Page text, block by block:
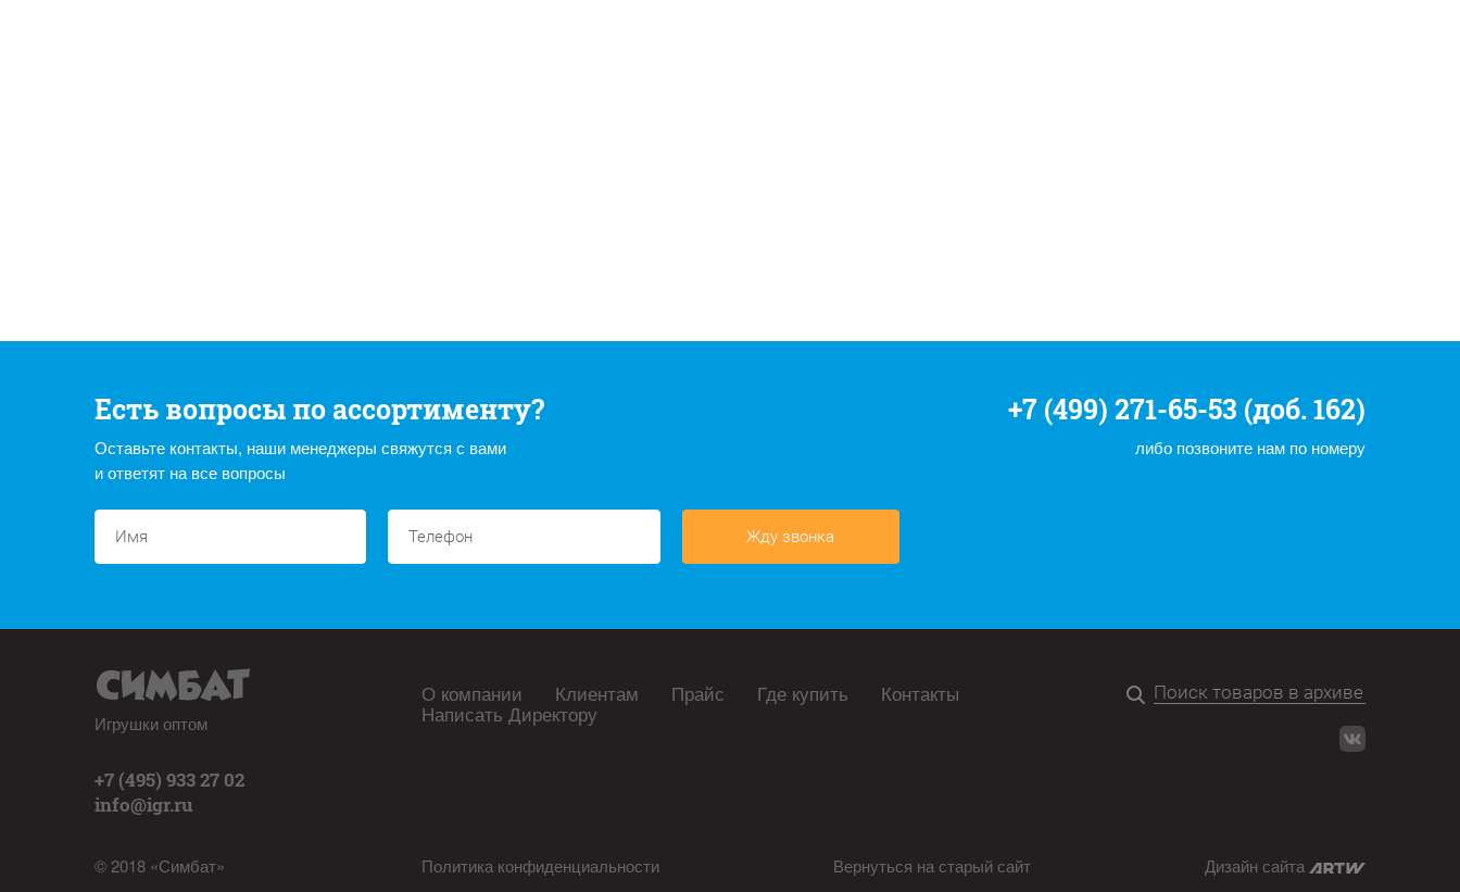
Есть вопросы по ассортименту?
Оставьте контакты, наши менеджеры свяжутся с вами
и ответят на все вопросы
+7 (499) 271-65-53 (доб. 162)
либо позвоните нам по номеру
Жду звонка
Игрушки оптом
+7 (495) 933 27 02
info@igr.ru
© 2018 «Симбат»
О компании Клиентам Прайс Где купить Контакты
Написать Директору
Политика конфиденциальности Вернуться на старый сайт Дизайн сайта